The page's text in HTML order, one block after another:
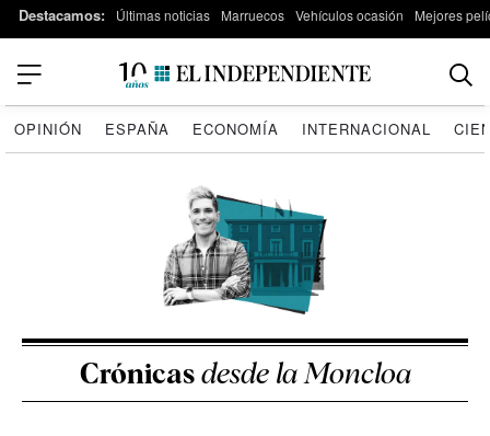
Destacamos: Últimas noticias Marruecos Vehículos ocasión Mejores
OPINIÓN ESPAÑA ECONOMÍA INTERNACIONAL
Crónicasdesde la Moncloa